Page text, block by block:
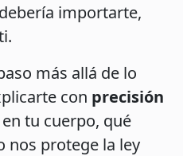
importarte,
más allá de lo
con precisión
tu cuerpo, qué
nos protege la ley